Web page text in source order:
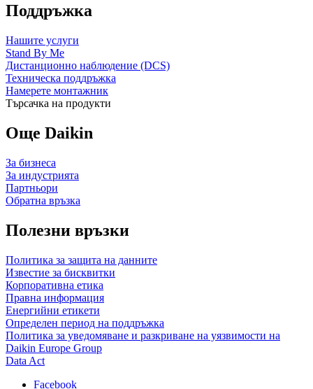
Поддръжка
Нашите услуги
Stand By Me
Дистанционно наблюдение (DCS)
Техническа поддръжка
Намерете монтажник
Търсачка на продукти
Още Daikin
За бизнеса
За индустрията
Партньори
Обратна връзка
Полезни връзки
Политика за защита на данните
Известие за бисквитки
Корпоративна етика
Правна информация
Енергийни етикети
Определен период на поддръжка
Политика за уведомяване и разкриване на уязвимости на
Daikin Europe Group
Data Act
Facebook